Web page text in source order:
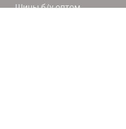
Шины б/у оптом